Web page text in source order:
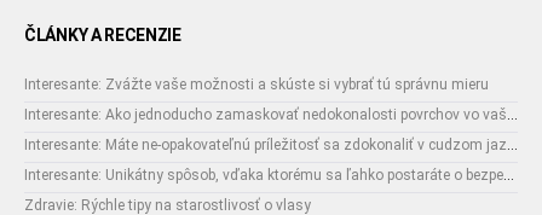
ČLÁNKY A RECENZIE
Interesante: Zvážte vaše možnosti a skúste si vybrať tú správnu mieru
Interesante: Ako jednoducho zamaskovať nedokonalosti povrchov vo vašom interiéri
Interesante: Máte ne-opakovateľnú príležitosť sa zdokonaliť v cudzom jazyku
Interesante: Unikátny spôsob, vďaka ktorému sa ľahko postaráte o bezpečnosť vašich zásielok
Zdravie: Rýchle tipy na starostlivosť o vlasy